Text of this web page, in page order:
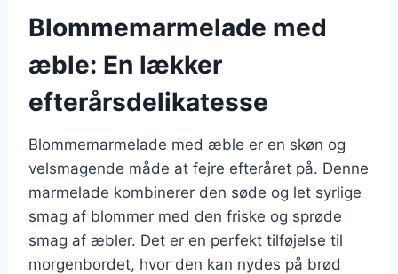
Blommemarmelade med
æble: En lækker
efterårsdelikatesse
Blommemarmelade med æble er en skøn og
velsmagende måde at fejre efteråret på. Denne
marmelade kombinerer den søde og let syrlige
smag af blommer med den friske og sprøde
smag af æbler. Det er en perfekt tilføjelse til
morgenbordet, hvor den kan nydes på brød